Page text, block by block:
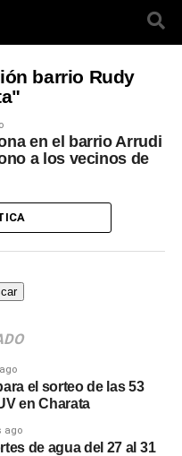
barrio Rudy
en el barrio Arrudi
a los vecinos de
el sorteo de las 53
en Charata
ago
de agua del 27 al 31